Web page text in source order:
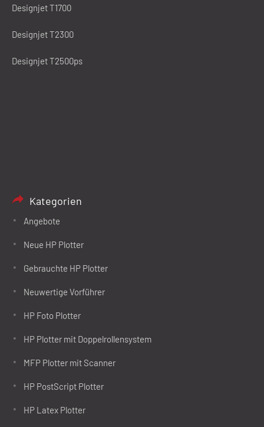
Designjet T1700
Designjet T2300
Designjet T2500ps
Kategorien
Angebote
Neue HP Plotter
Gebrauchte HP Plotter
Neuwertige Vorführer
HP Foto Plotter
HP Plotter mit Doppelrollensystem
MFP Plotter mit Scanner
HP PostScript Plotter
HP Latex Plotter